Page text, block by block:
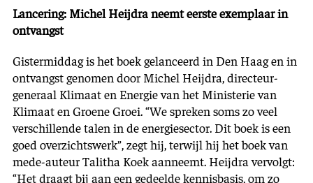
Lancering: Michel Heijdraneemt eerste exemplaar in
ontvangst
Gistermiddag is het boek gelanceerd in Den Haag en in
ontvangst genomen door Michel Heijdra, directeur-
generaal Klimaat en Energie van het Ministerie van
Klimaat en Groene Groei. “We spreken soms zo veel
verschillende talen in de energiesector. Dit boek is een
goed overzichtswerk”, zegt hij, terwijl hij het boek van
mede-auteur Talitha Koek aanneemt. Heijdra vervolgt:
“Het draagt bij aan een gedeelde kennisbasis, om zo